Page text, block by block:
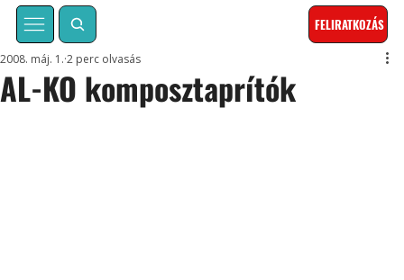
FELIRATKOZÁS
AL-KO komposztaprítók
2008. máj. 1. 2 perc olvasás